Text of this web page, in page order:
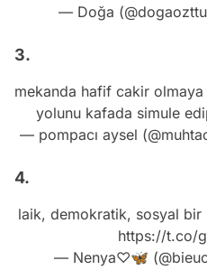
— Doğa
3.
mekanda hafif cakir
yolunu kafada simule
— pompacı aysel
4.
laik, demokratik, sosyal bir
https://t.co/
— Nenya♡🦋